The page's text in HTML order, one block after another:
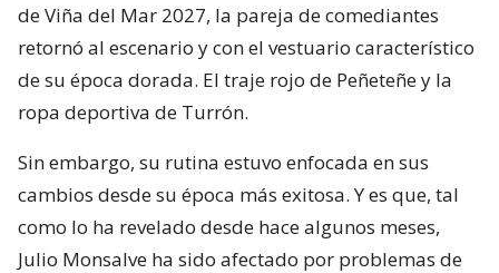
de Viña del Mar 2027, la pareja de comediantes
retornó al escenario y con el vestuario característico
de su época dorada. El traje rojo de Peñeteñe y la
ropa deportiva de Turrón.
Sin embargo, su rutina estuvo enfocada en sus
cambios desde su época más exitosa. Y es que, tal
como lo ha revelado desde hace algunos meses,
Julio Monsalve ha sido afectado por problemas de